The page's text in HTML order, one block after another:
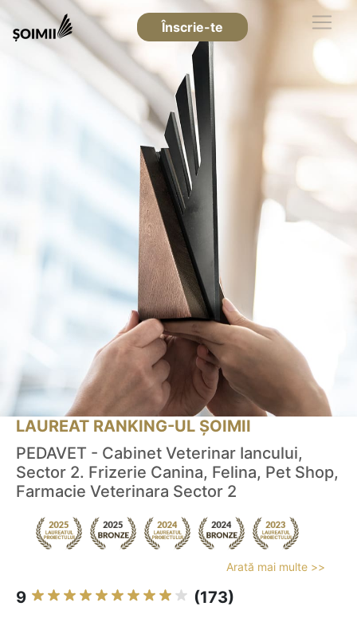
Înscrie-te
LAUREAT RANKING-UL ȘOIMII
PEDAVET - Cabinet Veterinar Iancului,
Sector 2. Frizerie Canina, Felina, Pet Shop,
Farmacie Veterinara Sector 2
Arată mai multe >>
9 (173)